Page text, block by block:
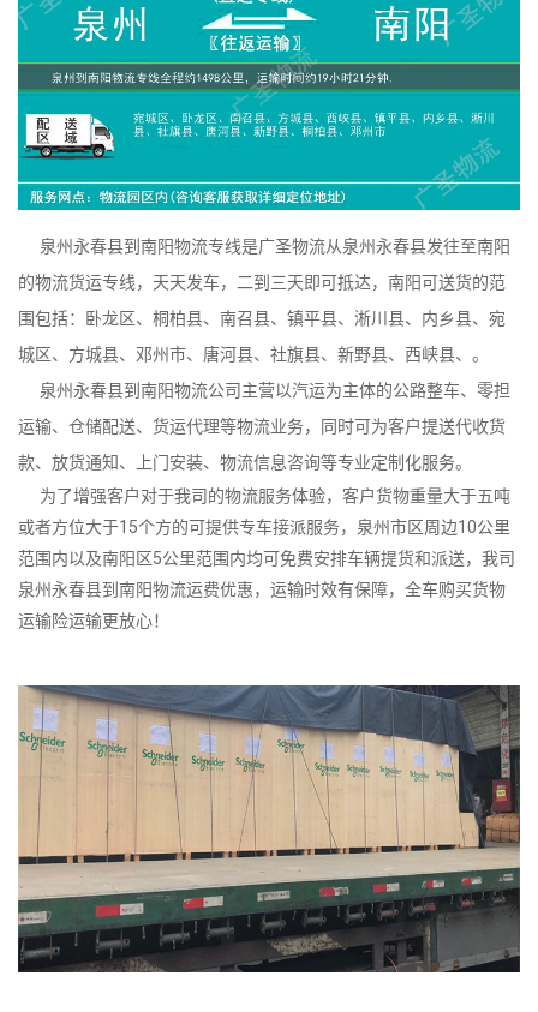
泉州永春县到南阳物流专线是广圣物流从泉州永春县发往至南阳
的物流货运专线，天天发车，二到三天即可抵达，南阳可送货的范
围包括：卧龙区、桐柏县、南召县、镇平县、淅川县、内乡县、宛
城区、方城县、邓州市、唐河县、社旗县、新野县、西峡县、。
泉州永春县到南阳物流公司主营以汽运为主体的公路整车、零担
运输、仓储配送、货运代理等物流业务，同时可为客户提送代收货
款、放货通知、上门安装、物流信息咨询等专业定制化服务。
为了增强客户对于我司的物流服务体验，客户货物重量大于五吨
或者方位大于15个方的可提供专车接派服务，泉州市区周边10公里
范围内以及南阳区5公里范围内均可免费安排车辆提货和派送，我司
泉州永春县到南阳物流运费优惠，运输时效有保障，全车购买货物
运输险运输更放心！